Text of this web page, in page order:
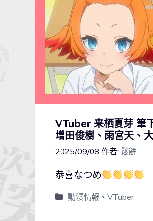
VTuber 来栖夏芽 筆
增田俊樹、雨宮天、
2025/09/08 作者: 鬆餅
恭喜なつめ
動漫情報 、 VTuber